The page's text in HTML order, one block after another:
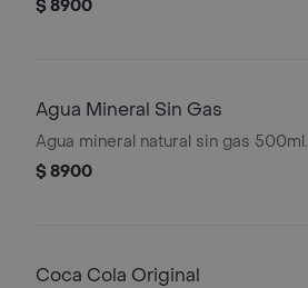
$ 8900
Agua Mineral Sin Gas
Agua mineral natural sin gas 500ml.
$ 8900
Coca Cola Original